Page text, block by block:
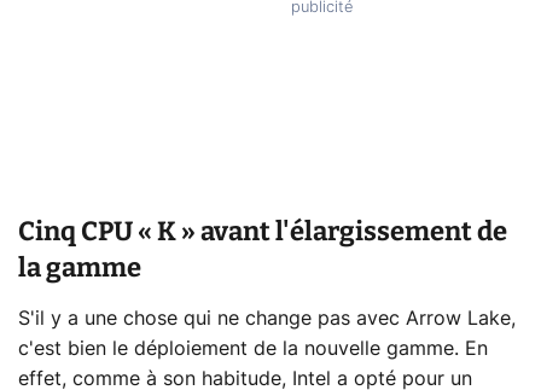
Cinq CPU « K » avant l'élargissement de
la gamme
S'il y a une chose qui ne change pas avec Arrow Lake,
c'est bien le déploiement de la nouvelle gamme. En
effet, comme à son habitude, Intel a opté pour un